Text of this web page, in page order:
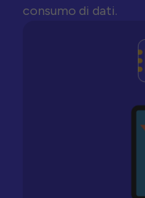
consumo di dati.